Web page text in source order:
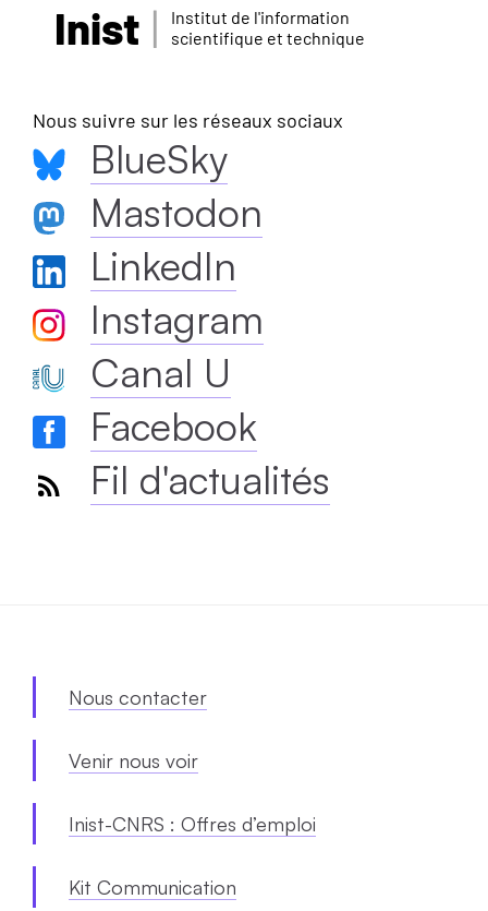
Inist
Institut de l'information
scientifique et technique
Nous suivre sur les réseaux sociaux
BlueSky
Mastodon
LinkedIn
Instagram
Canal U
Facebook
Fil d'actualités
Nous contacter
Venir nous voir
Inist-CNRS : Offres d’emploi
Kit Communication